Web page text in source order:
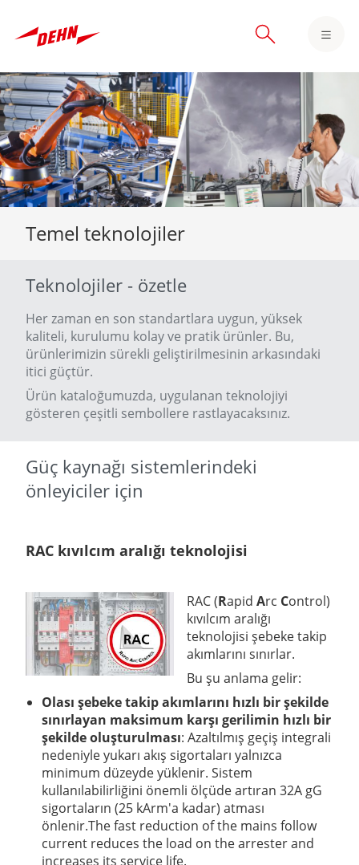
Skip
to
main
content
Temel teknolojiler
Teknolojiler - özetle
Her zaman en son standartlara uygun, yüksek
kaliteli, kurulumu kolay ve pratik ürünler. Bu,
ürünlerimizin sürekli geliştirilmesinin arkasındaki
itici güçtür.
Ürün kataloğumuzda, uygulanan teknolojiyi
gösteren çeşitli sembollere rastlayacaksınız.
Güç kaynağı sistemlerindeki
önleyiciler için
RAC kıvılcım aralığı teknolojisi
RAC (Rapid Arc Control)
kıvılcım aralığı
teknolojisi şebeke takip
akımlarını sınırlar.
Bu şu anlama gelir:
Olası şebeke takip akımlarını hızlı bir şekilde
sınırlayan maksimum karşı gerilimin hızlı bir
şekilde oluşturulması: Azaltılmış geçiş integrali
nedeniyle yukarı akış sigortaları yalnızca
minimum düzeyde yüklenir. Sistem
kullanılabilirliğini önemli ölçüde artıran 32A gG
sigortaların (25 kArm'a kadar) atması
önlenir.The fast reduction of the mains follow
current reduces the load on the arrester and
increases its service life.